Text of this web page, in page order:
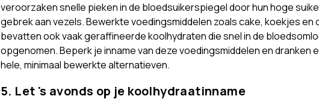
veroorzaken snelle pieken in de bloedsuikerspiegel door hun hoge
gebrek aan vezels. Bewerkte voedingsmiddelen zoals cake, koekjes en
bevatten ook vaak geraffineerde koolhydraten die snel in de
opgenomen. Beperk je inname van deze voedingsmiddelen en dranken
hele, minimaal bewerkte alternatieven.
5. Let 's avonds op je koolhydraatinname